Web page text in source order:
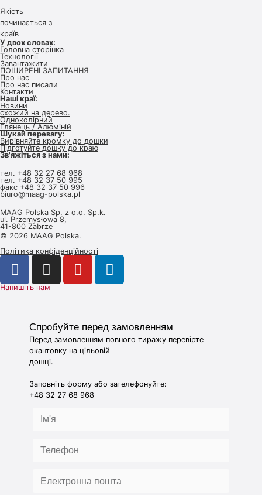
Якість
починається з
країв
У двох словах:
Головна сторінка
Технології
Завантажити
ПОШИРЕНІ ЗАПИТАННЯ
Про нас
Про нас писали
Контакти
Наші краї:
Новини
схожий на дерево.
Одноколірний
Глянець / Алюміній
Шукай перевагу:
Вирівняйте кромку до дошки
Підготуйте дошку до краю
Зв'яжіться з нами:
тел. +48 32 27 68 968
тел. +48 32 37 50 995
факс +48 32 37 50 996
biuro@maag-polska.pl
MAAG Polska Sp. z o.o. Sp.k.
ul. Przemysłowa 8,
41-800 Zabrze
© 2026 MAAG Polska.
Політика конфіденційності
Напишіть нам
Спробуйте перед замовленням
Перед замовленням повного тиражу перевірте
окантовку на цільовій
дошці.
Заповніть форму або зателефонуйте:
+48 32 27 68 968